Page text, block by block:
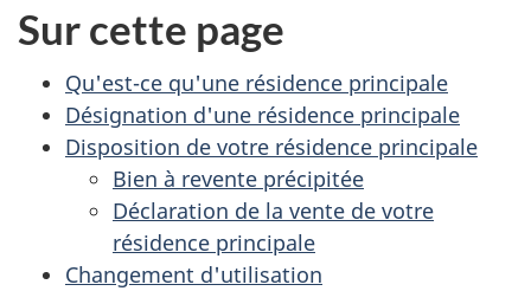
Sur cette page
Qu'est-ce qu'une résidence principale
Désignation d'une résidence principale
Disposition de votre résidence principale
Bien à revente précipitée
Déclaration de la vente de votre
résidence principale
Changement d'utilisation